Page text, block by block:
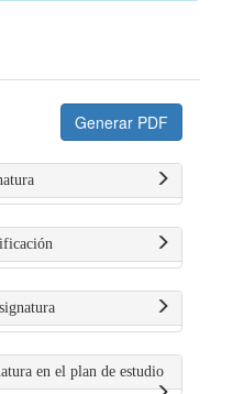
Generar PDF
en el plan de estudio